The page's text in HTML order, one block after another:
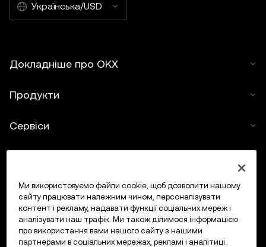
Українська/USD
Докладніше про OKX
Продукти
Сервіси
Купити криптовалюту
Калькулятор криптовалюти
Ми використовуємо файли cookie, щоб дозволити нашому
сайту працювати належним чином, персоналізувати
контент і рекламу, надавати функції соціальних мереж і
аналізувати наш трафік. Ми також ділимося інформацією
про використання вами нашого сайту з нашими
партнерами в соціальних мережах, рекламі і аналітиці.